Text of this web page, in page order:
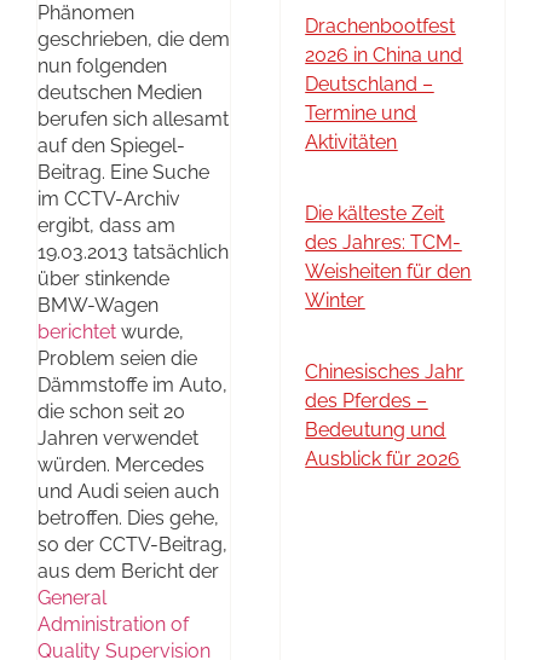
Phänomen
geschrieben, die dem
nun folgenden
deutschen Medien
berufen sich allesamt
auf den Spiegel-
Beitrag. Eine Suche
im CCTV-Archiv
ergibt, dass am
19.03.2013 tatsächlich
über stinkende
BMW-Wagen
berichtet wurde,
Problem seien die
Dämmstoffe im Auto,
die schon seit 20
Jahren verwendet
würden. Mercedes
und Audi seien auch
betroffen. Dies gehe,
so der CCTV-Beitrag,
aus dem Bericht der
General
Administration of
Quality Supervision
Drachenbootfest
2026 in China und
Deutschland –
Termine und
Aktivitäten
Die kälteste Zeit
des Jahres: TCM-
Weisheiten für den
Winter
Chinesisches Jahr
des Pferdes –
Bedeutung und
Ausblick für 2026